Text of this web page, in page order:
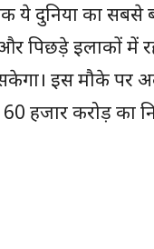
ये दुनिया का सबसे
और पिछड़े इलाकों
इस मौके पर
हजार करोड़ का